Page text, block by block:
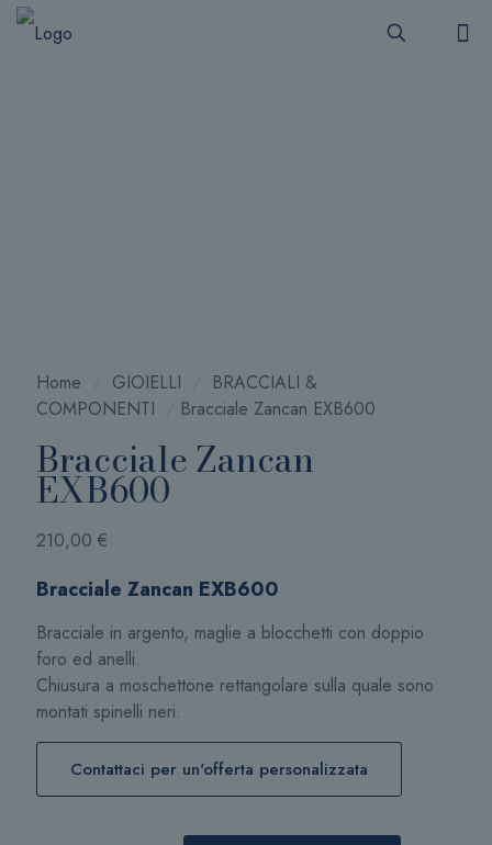
Home GIOIELLI
BRACCIALI &
COMPONENTI
Bracciale Zancan EXB600
Bracciale Zancan
EXB600
210,00 €
Bracciale Zancan EXB600
Bracciale in argento, maglie a blocchetti con doppio
foro ed anelli.
Chiusura a moschettone rettangolare sulla quale sono
montati spinelli neri.
Contattaci per un'offerta personalizzata